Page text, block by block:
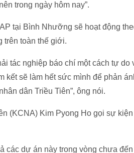
trong ngày hôm nay”.
tại Bình Nhưỡng sẽ hoạt động
trên toàn thế giới.
tác nghiệp báo chí một cách tự
kết sẽ làm hết sức mình để phản
dân Triều Tiên”, ông nói.
(KCNA) Kim Pyong Ho gọi sự
các dự án này trong vòng chưa